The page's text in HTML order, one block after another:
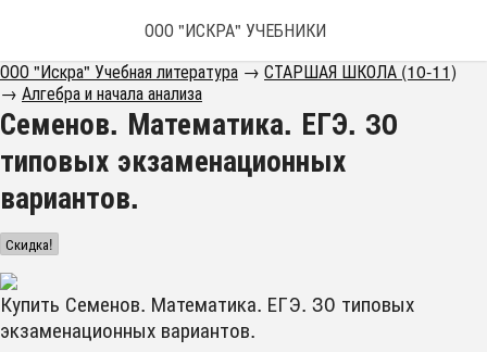
ООО "ИСКРА" УЧЕБНИКИ
ООО "Искра" Учебная литература → СТАРШАЯ ШКОЛА (10-11)
→ Алгебра и начала анализа
Семенов. Математика. ЕГЭ. 30
типовых экзаменационных
вариантов.
Скидка!
Купить Семенов. Математика. ЕГЭ. 30 типовых
экзаменационных вариантов.